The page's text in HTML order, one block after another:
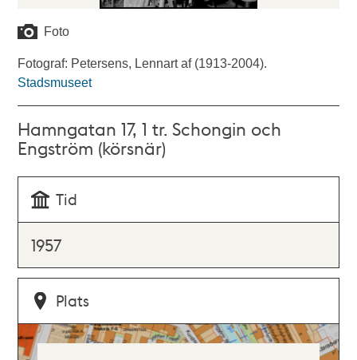
Foto
Fotograf: Petersens, Lennart af (1913-2004).
Stadsmuseet
Hamngatan 17, 1 tr. Schongin och
Engström (körsnär)
Tid
1957
Plats